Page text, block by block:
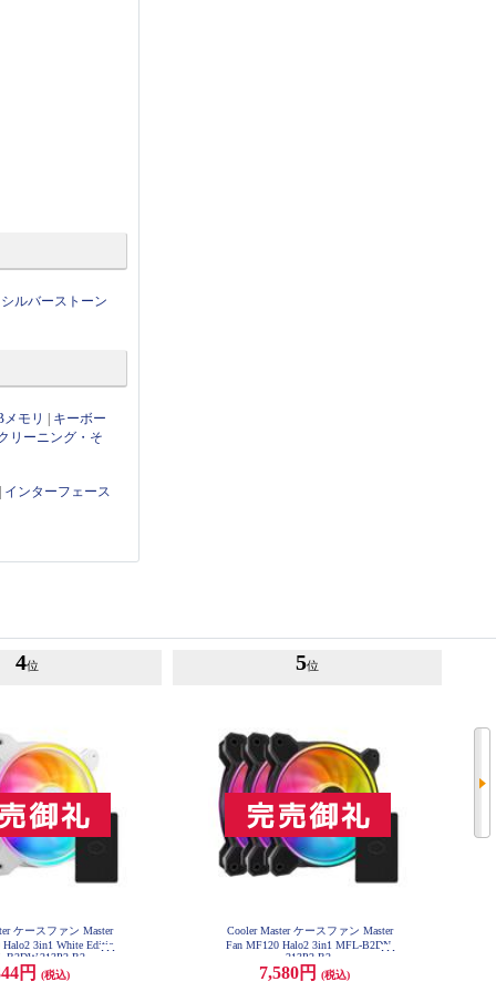
シルバーストーン
モリ | キーボー
リーニング・そ
| インターフェース
4位
ケースファン Master
Halo2 3in1 White Editio
B2DW-213P2-R2
円 (税込)
5位
Cooler Master ケースファン Master
Fan MF120 Halo2 3in1 MFL-B2DN-
213P2-R2
7,580円 (税込)